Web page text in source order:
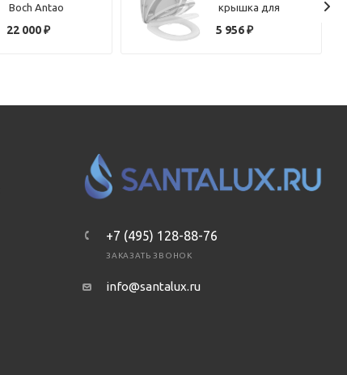
Boch Antao
микролифтом
22 000₽
крышка для
овальной формы
5 956₽
+7 (495) 128-88-76
ЗАКАЗАТЬ ЗВОНОК
info@santalux.ru